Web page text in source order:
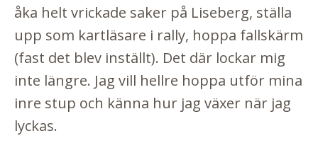
åka helt vrickade saker på Liseberg, ställa
upp som kartläsare i rally, hoppa fallskärm
(fast det blev inställt). Det där lockar mig
inte längre. Jag vill hellre hoppa utför mina
inre stup och känna hur jag växer när jag
lyckas.